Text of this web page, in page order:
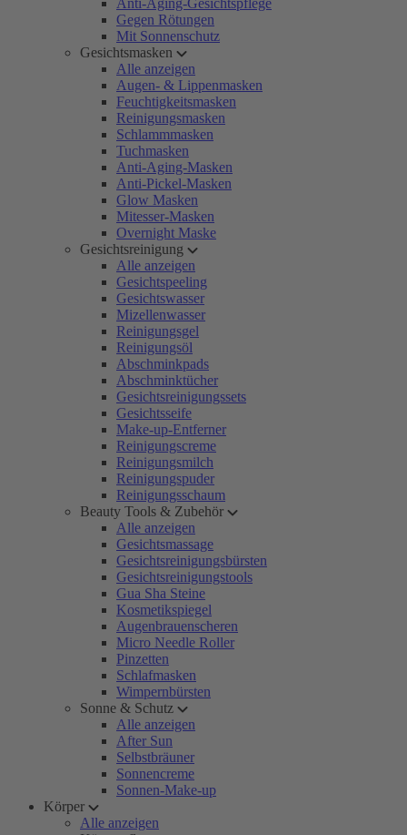
Anti-Aging-Gesichtspflege
Gegen Rötungen
Mit Sonnenschutz
Gesichtsmasken
Alle anzeigen
Augen- & Lippenmasken
Feuchtigkeitsmasken
Reinigungsmasken
Schlammmasken
Tuchmasken
Anti-Aging-Masken
Anti-Pickel-Masken
Glow Masken
Mitesser-Masken
Overnight Maske
Gesichtsreinigung
Alle anzeigen
Gesichtspeeling
Gesichtswasser
Mizellenwasser
Reinigungsgel
Reinigungsöl
Abschminkpads
Abschminktücher
Gesichtsreinigungssets
Gesichtsseife
Make-up-Entferner
Reinigungscreme
Reinigungsmilch
Reinigungspuder
Reinigungsschaum
Beauty Tools & Zubehör
Alle anzeigen
Gesichtsmassage
Gesichtsreinigungsbürsten
Gesichtsreinigungstools
Gua Sha Steine
Kosmetikspiegel
Augenbrauenscheren
Micro Needle Roller
Pinzetten
Schlafmasken
Wimpernbürsten
Sonne & Schutz
Alle anzeigen
After Sun
Selbstbräuner
Sonnencreme
Sonnen-Make-up
Körper
Alle anzeigen